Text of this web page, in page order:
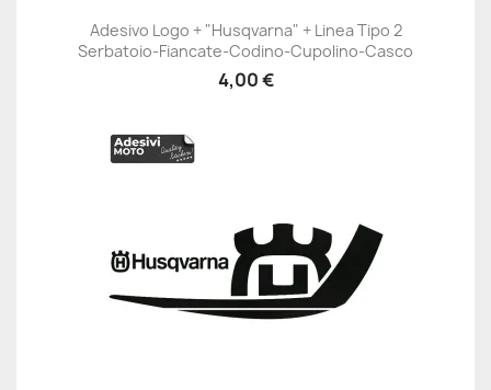
Adesivo Logo + "Husqvarna" + Linea Tipo 2
Serbatoio-Fiancate-Codino-Cupolino-Casco
4,00 €